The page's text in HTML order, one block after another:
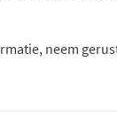
neem